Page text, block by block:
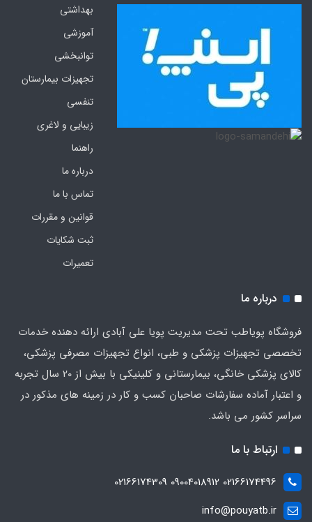
بهداشتی
آموزشی
توانبخشی
تجهیزات بیمارستان
تنفسی
زیبایی و لاغری
راهنما
درباره ما
تماس با ما
قوانین و مقررات
ثبت شکایات
تعمیرات
درباره ما
فروشگاه پویاطب تحت مدیریت پویا علی آبادی ارائه دهنده خدمات
تخصصی تجهیزات پزشکی و طبی، انواع تجهیزات مصرفی پزشکی،
کالای پزشکی خانگی، بیمارستانی و کلینیکی با بیش از 20 سال تجربه
و اعتبار آماده سفارشات صاحبان کسب و کار در زمینه های مذکور در
سراسر کشور می باشد.
ارتباط با ما
02166174496 09004018912 02166174309
info@pouyatb.ir